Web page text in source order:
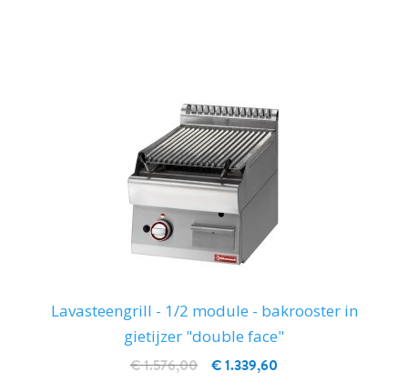
Lavasteengrill - 1/2 module - bakrooster in
gietijzer "double face"
€ 1.339,60
€ 1.576,00